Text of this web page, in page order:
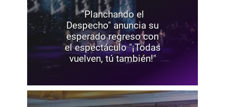
"Planchando el
Despecho" anuncia su
esperado regreso con
el espectáculo "¡Todas
vuelven, tú también!"